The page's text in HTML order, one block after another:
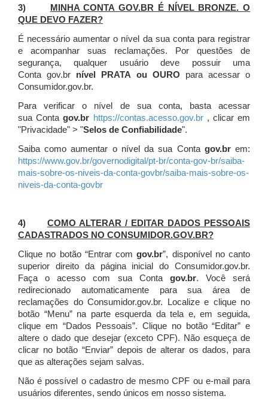
3)
MINHA CONTA GOV.BR É NÍVEL BRONZE. O
QUE DEVO FAZER?
É necessário aumentar o nível da sua conta para registrar
e acompanhar suas reclamações. Por questões de
segurança, qualquer usuário deve possuir uma
Conta gov.br nível PRATA ou OURO para acessar o
Consumidor.gov.br.
Para verificar o nível de sua conta, basta acessar
sua Contagov.br https://contas.acesso.gov.br, clicar em
"Privacidade" > "Selos de Confiabilidade".
Saiba como aumentar o nível da sua Conta gov.brem:
https://www.gov.br/governodigital/pt-br/conta-gov-br/saiba-
mais-sobre-os-niveis-da-conta-govbr/saiba-mais-sobre-os-
niveis-da-conta-govbr
4) COMO ALTERAR / EDITAR DADOS PESSOAIS
CADASTRADOS NO CONSUMIDOR.GOV.BR?
Clique no botão “Entrar comgov.br”, disponível no canto
superior direito da página inicial do Consumidor.gov.br.
Faça o acesso com sua Conta gov.br. Você será
redirecionado automaticamente para sua área de
reclamações do Consumidor.gov.br.
Localize e clique no
botão “Menu” na parte esquerda da tela e, em seguida,
clique em “Dados Pessoais”. Clique no botão “Editar” e
altere o dado que desejar (exceto CPF). Não esqueça de
clicar no botão “Enviar” depois de alterar os dados, para
que as alterações sejam salvas.
Não é possível o cadastro de mesmo CPF ou e-mail para
usuários diferentes, sendo únicos em nosso sistema.